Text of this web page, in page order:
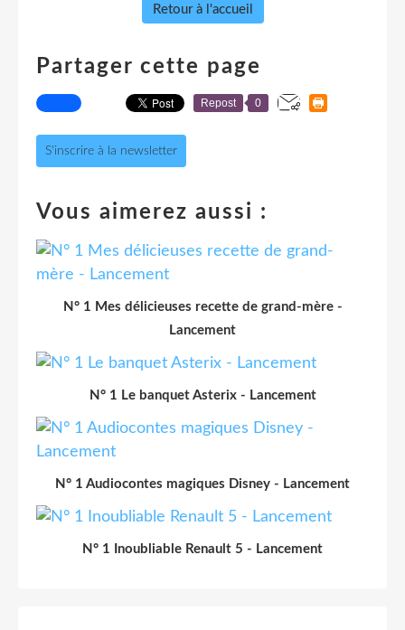
Retour à l'accueil
Partager cette page
Repost 0
S'inscrire à la newsletter
Vous aimerez aussi :
N° 1 Mes délicieuses recette de grand-mère -
Lancement
N° 1 Le banquet Asterix - Lancement
N° 1 Audiocontes magiques Disney - Lancement
N° 1 Inoubliable Renault 5 - Lancement